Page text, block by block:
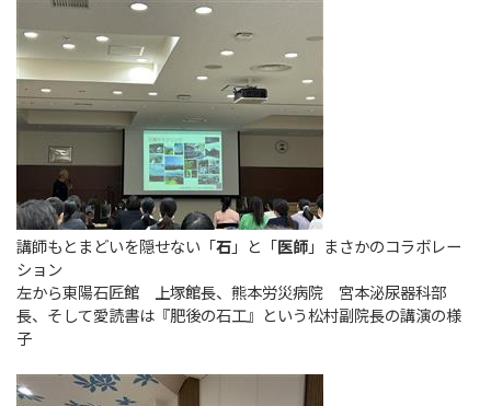
講師もとまどいを隠せない「石 」と「 医師 」まさかのコラボレー
ション
左から東陽石匠館 上塚館長、熊本労災病院 宮本泌尿器科部
長、そして愛読書は『肥後の石工』という松村副院長の講演の様
子